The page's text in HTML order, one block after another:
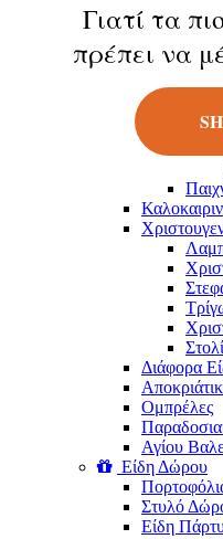
Παιχνίδια
Εποχιακά Είδη
Πασχαλινά
Διάφορα
Ομπρέλες
Αγίου
Είδη Δώρου
Στυλό
Είδη
Γιατί τα
πρέπει να